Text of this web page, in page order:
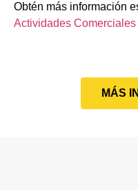
Obtén más información
Actividades Comerciales
MÁS